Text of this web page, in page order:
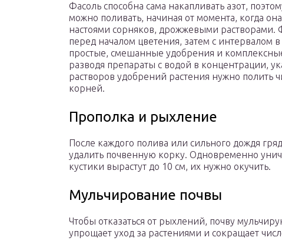
Фасоль способна сама накапливать азот,
можно поливать, начиная от момента, когда
настоями сорняков, дрожжевыми
перед началом цветения, затем с интервалом
простые, смешанные удобрения и
разводя препараты с водой в концентрации,
растворов удобрений растения нужно полить
корней.
Прополка и рыхление
После каждого полива или сильного дождя
удалить почвенную корку. Одновременно
кустики вырастут до 10 см, их нужно окучить.
Мульчирование почвы
Чтобы отказаться от рыхлений, почву
упрощает уход за растениями и сокращает